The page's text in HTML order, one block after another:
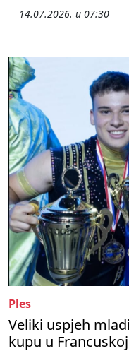
14.07.2026. u 07:30
Ples
Veliki uspjeh
kupu u